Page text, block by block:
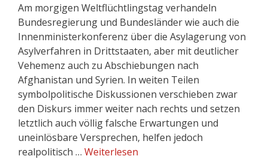
Am morgigen Weltflüchtlingstag verhandeln
Bundesregierung und Bundesländer wie auch die
Innenministerkonferenz über die Asylagerung von
Asylverfahren in Drittstaaten, aber mit deutlicher
Vehemenz auch zu Abschiebungen nach
Afghanistan und Syrien. In weiten Teilen
symbolpolitische Diskussionen verschieben zwar
den Diskurs immer weiter nach rechts und setzen
letztlich auch völlig falsche Erwartungen und
uneinlösbare Versprechen, helfen jedoch
realpolitisch … Weiterlesen